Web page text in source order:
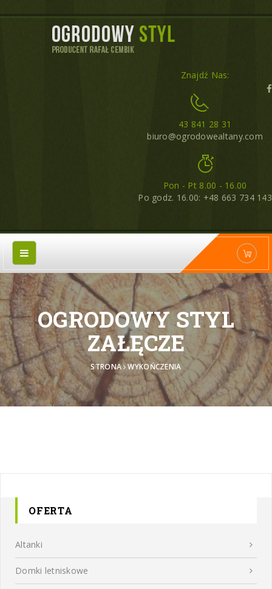
Znajdź Nas:
43 841 28 31
biuro@ogrodowealtany.com
Pon - Pt 8.00 - 16.00
Po godz. 16.00: +48 663 734 143
OGRODOWY STYL
ZAŁĘCZE
STRONA WYKOŃCZENIA
OFERTA
Altanki
Domki letniskowe